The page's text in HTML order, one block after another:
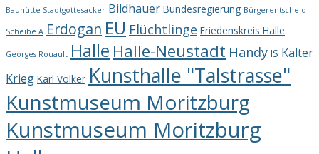
Bauhütte Stadtgottesacker Bildhauer Bundesregierung Bürgerentscheid
Scheibe A Erdogan EU Flüchtlinge Friedenskreis Halle
Georges Rouault Halle Halle-Neustadt Handy IS Kalter
Krieg Karl Völker Kunsthalle "Talstrasse"
Kunstmuseum Moritzburg
Kunstmuseum Moritzburg